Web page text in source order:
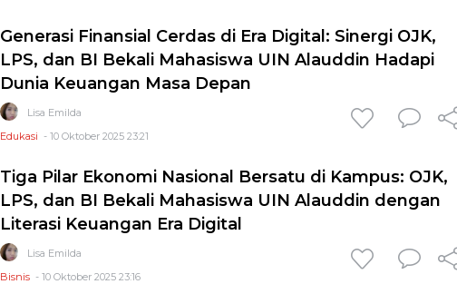
Generasi Finansial Cerdas di Era Digital: Sinergi OJK,
LPS, dan BI Bekali Mahasiswa UIN Alauddin Hadapi
Dunia Keuangan Masa Depan
Lisa Emilda
Edukasi - 10 Oktober 2025 23:21
Tiga Pilar Ekonomi Nasional Bersatu di Kampus: OJK,
LPS, dan BI Bekali Mahasiswa UIN Alauddin dengan
Literasi Keuangan Era Digital
Lisa Emilda
Bisnis - 10 Oktober 2025 23:16